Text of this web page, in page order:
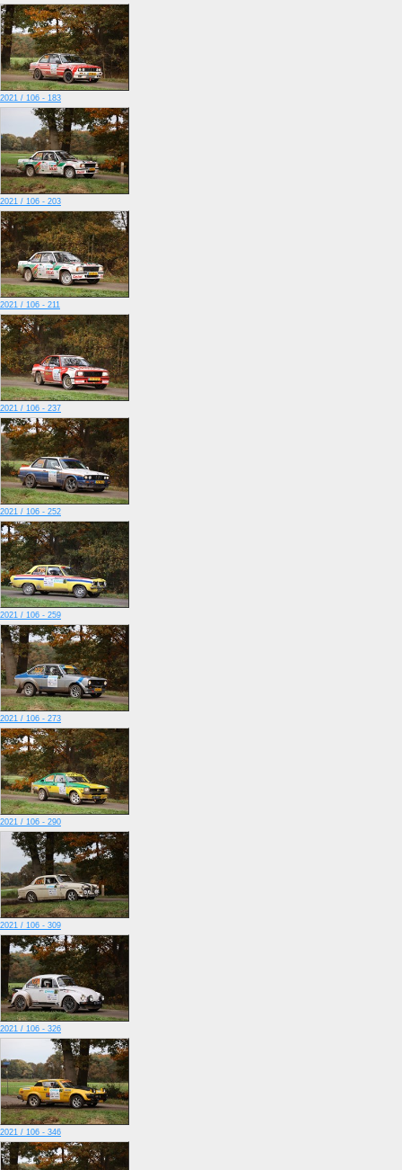
2021 / 106 - 183
2021 / 106 - 203
2021 / 106 - 211
2021 / 106 - 237
2021 / 106 - 252
2021 / 106 - 259
2021 / 106 - 273
2021 / 106 - 290
2021 / 106 - 309
2021 / 106 - 326
2021 / 106 - 346